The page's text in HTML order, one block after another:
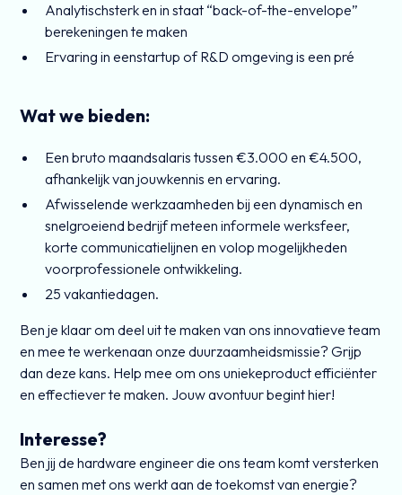
Analytischsterk en in staat “back-of-the-envelope”
berekeningen te maken
Ervaring in eenstartup of R&D omgeving is een pré
Wat we bieden:
Een bruto maandsalaris tussen €3.000 en €4.500,
afhankelijk van jouwkennis en ervaring.
Afwisselende werkzaamheden bij een dynamisch en
snelgroeiend bedrijf meteen informele werksfeer,
korte communicatielijnen en volop mogelijkheden
voorprofessionele ontwikkeling.
25 vakantiedagen.
Ben je klaar om deel uit te maken van ons innovatieve team
en mee te werkenaan onze duurzaamheidsmissie? Grijp
dan deze kans. Help mee om ons uniekeproduct efficiënter
en effectiever te maken. Jouw avontuur begint hier!
Interesse?
Ben jij de hardware engineer die ons team komt versterken
en samen met ons werkt aan de toekomst van energie?